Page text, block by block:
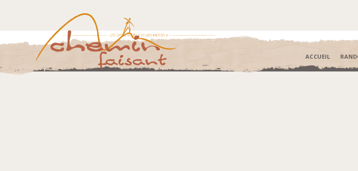
ACCUEIL
@2015-2026 Chemin Faisant